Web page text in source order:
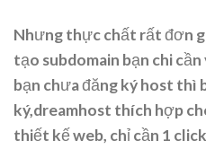
Nhưng thực chất rất đơn
tạo subdomain bạn chi
bạn chưa đăng ký host thì
ký,dreamhost thích hợp
thiết kế web, chỉ cần 1